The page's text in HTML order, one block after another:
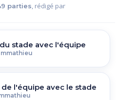
parties, rédigé par
stade avec l'équipe
mmathieu
l'équipe avec le stade